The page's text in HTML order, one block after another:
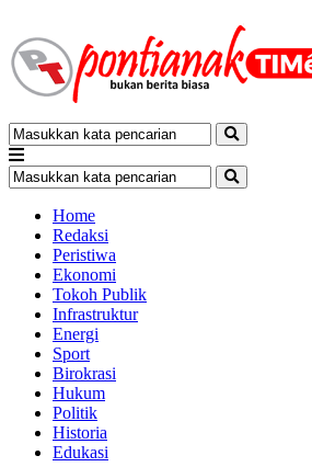
Home
Redaksi
Peristiwa
Ekonomi
Tokoh Publik
Infrastruktur
Energi
Sport
Birokrasi
Hukum
Politik
Historia
Edukasi